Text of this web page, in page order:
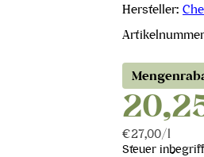
Hersteller:
Stückpreis
€27,00/pro
l
Steuer